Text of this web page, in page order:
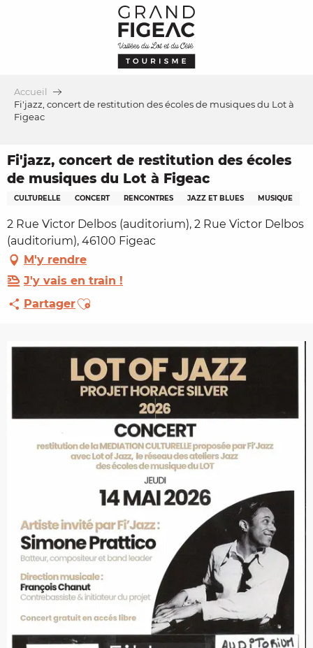
Accueil
Fi'jazz, concert de restitution des écoles de musiques du Lot à
Figeac
Fi'jazz, concert de restitution des écoles
de musiques du Lot à Figeac
CULTURELLE CONCERT RENCONTRES JAZZ ET BLUES MUSIQUE
2 Rue Victor Delbos (auditorium), 2 Rue Victor Delbos
(auditorium), 46100 Figeac
M'y rendre
J'y vais en train !
PartagerAjouter aux favoris